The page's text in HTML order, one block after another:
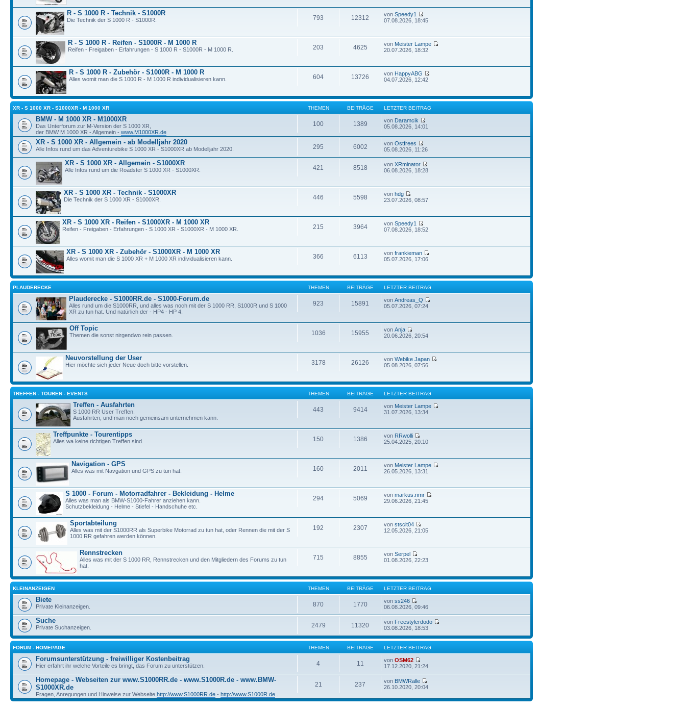
R - S 1000 R - Technik - S1000R
Die Technik der S 1000 R - S1000R. 793 12312 vonSpeedy1
07.08.2026, 18:45
R - S 1000 R - Reifen - S1000R - M 1000 R
Reifen - Freigaben - Erfahrungen - S 1000 R - S1000R - M 1000 R. 203 4625 von Meister Lampe
20.07.2026, 18:32
R - S 1000 R - Zubehör - S1000R - M 1000 R
Alles womit man die S 1000 R - M 1000 R individualisieren kann. 604 13726 von HappyABG
04.07.2026, 12:42
XR - S 1000 XR - S1000XR - M 1000 XR THEMEN BEITRÄGE LETZTER BEITRAG
BMW - M 1000 XR - M1000XR
Das Unterforum zur M-Version der S 1000 XR,
der BMW M 1000 XR - Allgemein - www.M1000XR.de
100 1389 von Daramcik
05.08.2026, 14:01
XR - S 1000 XR - Allgemein - ab Modelljahr 2020
Alle Infos rund um das Adventurebike S 1000 XR - S1000XR ab Modelljahr 2020. 295 6002 vonOstfrees
05.08.2026, 11:26
XR - S 1000 XR - Allgemein - S1000XR
Alle Infos rund um die Roadster S 1000 XR - S1000XR. 421 8518 vonXRminator
06.08.2026, 18:28
XR - S 1000 XR - Technik - S1000XR
Die Technik der S 1000 XR - S1000XR. 446 5598 vonhdg
23.07.2026, 08:57
XR - S 1000 XR - Reifen - S1000XR - M 1000 XR
Reifen - Freigaben - Erfahrungen - S 1000 XR - S1000XR - M 1000 XR. 215 3964 vonSpeedy1
07.08.2026, 18:52
XR - S 1000 XR - Zubehör - S1000XR - M 1000 XR
Alles womit man die S 1000 XR + M 1000 XR individualisieren kann. 366 6113 vonfrankieman
05.07.2026, 17:06
PLAUDERECKE THEMEN BEITRÄGE LETZTER BEITRAG
Plauderecke - S1000RR.de - S1000-Forum.de
Alles rund um die S1000RR, und alles was noch mit der S 1000 RR, S1000R und S 1000
XR zu tun hat. Und natürlich der - HP4 - HP 4.
923 15891 vonAndreas_Q
05.07.2026, 07:24
Off Topic
Themen die sonst nirgendwo rein passen. 1036 15955 vonAnja
20.06.2026, 20:54
Neuvorstellung der User
Hier möchte sich jeder Neue doch bitte vorstellen. 3178 26126 vonWebike Japan
05.08.2026, 07:56
TREFFEN - TOUREN - EVENTS THEMEN BEITRÄGE LETZTER BEITRAG
Treffen - Ausfahrten
S 1000 RR User Treffen.
Ausfahrten, und man noch gemeinsam unternehmen kann.
443 9414 von Meister Lampe
31.07.2026, 13:34
Treffpunkte - Tourentipps
Alles wa keine richtigen Treffen sind. 150 1386 von RRwolli
25.04.2025, 20:10
Navigation - GPS
Alles was mit Navgation und GPS zu tun hat. 160 2011 von Meister Lampe
26.05.2026, 13:31
S 1000 - Forum - Motorradfahrer - Bekleidung - Helme
Alles was man als BMW-S1000-Fahrer anziehen kann.
Schutzbekleidung - Helme - Stiefel - Handschuhe etc.
294 5069 vonmarkus.nmr
29.06.2026, 21:45
Sportabteilung
Alles was mit der S1000RR als Superbike Motorrad zu tun hat, oder Rennen die mit der S
1000 RR gefahren werden können.
192 2307 vonstscit04
12.05.2026, 21:05
Rennstrecken
Alles was mit der S 1000 RR, Rennstrecken und den Mitgliedern des Forums zu tun
hat.
715 8855 vonSerpel
01.08.2026, 22:23
KLEINANZEIGEN THEMEN BEITRÄGE LETZTER BEITRAG
Biete
Private Kleinanzeigen. 870 1770 vonss246
06.08.2026, 09:46
Suche
Private Suchanzeigen. 2479 11320 von Freestylerdodo
03.08.2026, 18:53
FORUM - HOMEPAGE THEMEN BEITRÄGE LETZTER BEITRAG
Forumsunterstützung - freiwilliger Kostenbeitrag
Hier erfahrt ihr welche Vorteile es bringt, das Forum zu unterstützen. 4 11 vonOSM62
17.12.2020, 21:24
Homepage - Webseiten zur www.S1000RR.de - www.S1000R.de - www.BMW-
S1000XR.de
Fragen, Anregungen und Hinweise zur Webseite http://www.S1000RR.de - http://www.S1000R.de
21 237 von BMWRalle
26.10.2020, 20:04